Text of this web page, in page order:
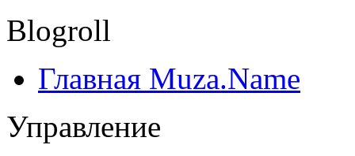
Blogroll
Главная Muza.Name
Управление